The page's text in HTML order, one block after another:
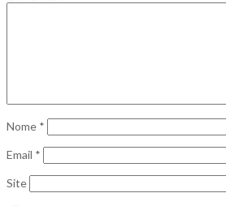
Nome *
Email *
Site